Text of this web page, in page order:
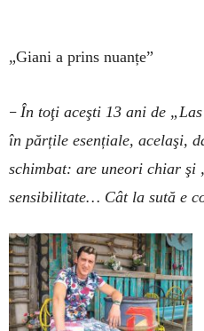
„Giani a prins nuanțe”
– În toţi aceşti 13 ani de
în părțile esențiale, acelaşi,
schimbat: are uneori chiar şi
sensibilitate… Cât la sută e